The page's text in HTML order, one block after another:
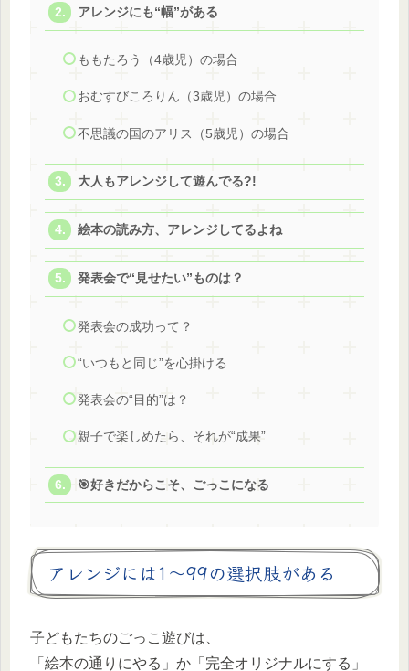
アレンジにも“幅”がある
ももたろう（4歳児）の場合
おむすびころりん（3歳児）の場合
不思議の国のアリス（5歳児）の場合
大人もアレンジして遊んでる?!
絵本の読み方、アレンジしてるよね
発表会で“見せたい”ものは？
発表会の成功って？
“いつもと同じ”を心掛ける
発表会の“目的”は？
親子で楽しめたら、それが“成果”
🎯好きだからこそ、ごっこになる
アレンジには1〜99の選択肢がある
子どもたちのごっこ遊びは、
「絵本の通りにやる」か「完全オリジナルにする」